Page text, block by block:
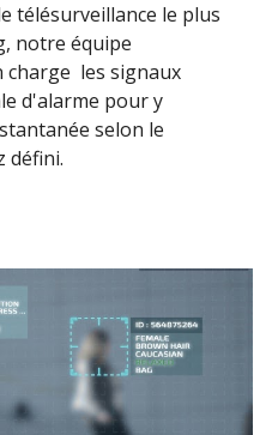
télésurveillance le plus
notre équipe
charge les signaux
d'alarme pour y
selon le
défini.